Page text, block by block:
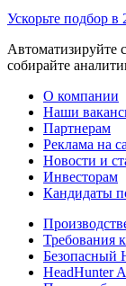
Ускорьте подбор в
Автоматизируйте
собирайте
О компании
Наши
Партнерам
Реклама на
Новости и
Инвесторам
Кандидаты
Требования
Безопасный
HeadHunter